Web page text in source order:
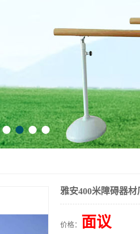
雅安400米障碍器材
价格： 面议